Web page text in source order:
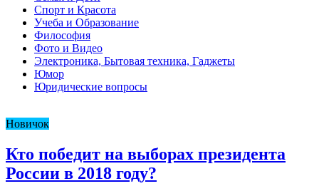
Спорт и Красота
Учеба и Образование
Философия
Фото и Видео
Электроника, Бытовая техника, Гаджеты
Юмор
Юридические вопросы
Новичок
Кто победит на выборах президента
России в 2018 году?